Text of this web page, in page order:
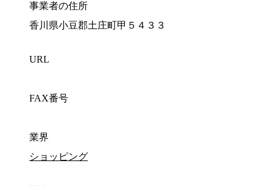
事業者の住所
香川県小豆郡土庄町甲５４３３
URL
FAX番号
業界
ショッピング